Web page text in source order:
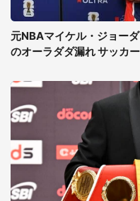
元NBAマイケル・ジョー
のオーラダダ漏れ サッカ